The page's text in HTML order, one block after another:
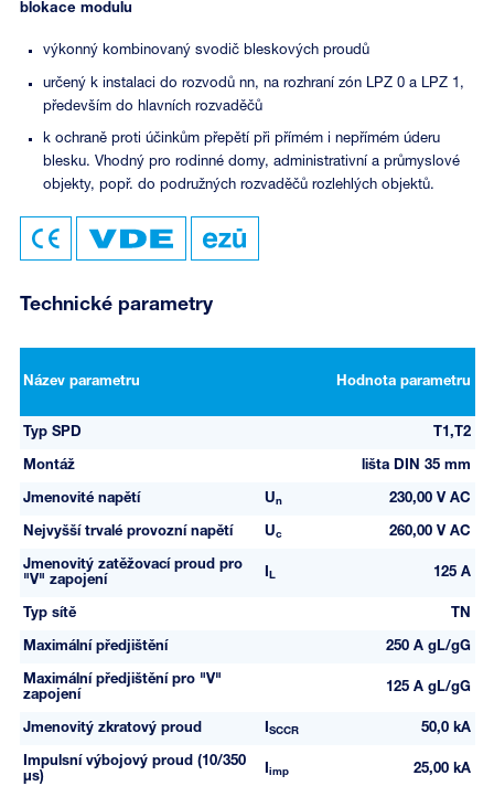
blokace modulu
výkonný kombinovaný svodič bleskových proudů
určený k instalaci do rozvodů nn, na rozhraní zón LPZ 0 a LPZ 1,
především do hlavních rozvaděčů
k ochraně proti účinkům přepětí při přímém i nepřímém úderu
blesku. Vhodný pro rodinné domy, administrativní a průmyslové
objekty, popř. do podružných rozvaděčů rozlehlých objektů.
Technické parametry
Název parametru Hodnota parametru
Typ SPD T1,T2
Montáž lišta DIN 35 mm
Jmenovité napětí Un 230,00 V AC
Nejvyšší trvalé provozní napětí Uc 260,00 V AC
Jmenovitý zatěžovací proud pro
"V" zapojení
L 125 A
Typ sítě TN
Maximální předjištění 250 A gL/gG
Maximální předjištění pro "V"
zapojení
125 A gL/gG
Jmenovitý zkratový proud SCCR 50,0 kA
Impulsní výbojový proud (10/350
µs)
imp 25,00 kA